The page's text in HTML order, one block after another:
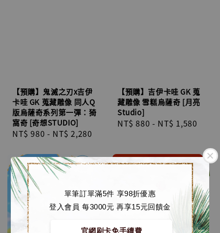
單筆訂單滿5件 享98折優惠
登入會員 每3000元 再享15元回饋金
官網刷卡免手續費
【預購】鬼滅之刃x吉伊
卡哇 GK 蒐藏雕像 同人Q
版烏薩奇系列第一彈：猗
窩奇 [奇想STUDIO]
Regular
NT$ 980 - NT$ 2,280
【預購】吉伊卡哇 GK 蒐
藏雕像 雪糕烏薩奇 [月亮
Studio]
Regular
NT$ 880 - NT$ 1,580